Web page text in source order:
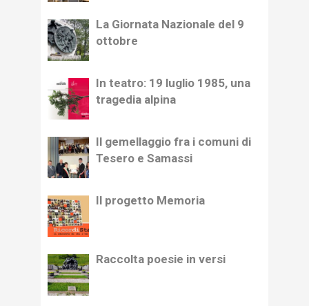
La Giornata Nazionale del 9
ottobre
In teatro: 19 luglio 1985, una
tragedia alpina
Il gemellaggio fra i comuni di
Tesero e Samassi
Il progetto Memoria
Raccolta poesie in versi